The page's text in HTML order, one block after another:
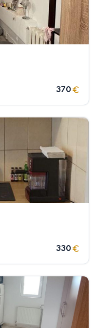
370
330